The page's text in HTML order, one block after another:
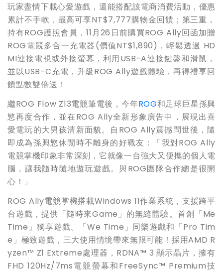
玩家盡情下載心愛遊戲，還能搭配該電商消費活動，優惠
累計不手軟，最高可享NT$7,777購物金回饋；第三重，
持有ROG護照會員，11月26日前購買ROG Ally回函加贈
ROG電競多合一充電器(價值NT$1,890)，輕鬆透過 HD
MI連接電視或外接螢幕，利用USB-A連接鍵盤和滑鼠，
並以USB-C充電，升級ROG Ally遊戲體驗，再得禮享回
饋點數雙倍送！
繼ROG Flow Z13電競筆電後，今年ROG和足球巨星孫興
慜再度合作，並在ROG Ally全新形象廣告中，展現出喜
愛電玩的大男孩清新面貌。自ROG Ally震撼問世後，隨
即成為孫興慜休閒時不離身的好戰友：「我對ROG Ally
電競掌機印象非常深刻，它就像一台強大又便攜的個人電
腦，讓我隨時隨地遊玩遊戲。與ROG團隊合作總是很開
心！」
ROG Ally電競掌機搭載Windows 11作業系統，支援跨平
台遊戲，提供「隨時來Game」的無縫體驗。首創「Me
Time」獨享遊戲、「We Time」同樂遊戲和「Pro Tim
e」極致遊戲，三大使用情境帶來無限可能！採用AMD R
yzen™ Z1 Extreme處理器，RDNA™ 3 顯示晶片，擁有
FHD 120Hz/7ms電競螢幕和FreeSync™ Premium技